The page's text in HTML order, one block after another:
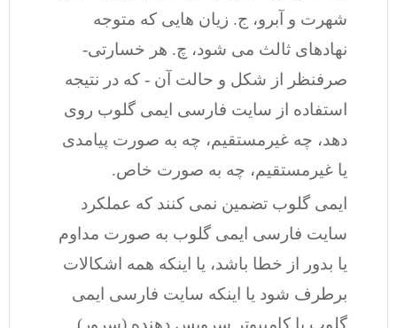
شهرت و آبرو، ج. زیان هایی که متوجه
نهادهای ثالث می شود، چ. هر خسارتی-
صرفنظر از شکل و حالت آن - که در نتیجه
استفاده از سایت فارسی ایمی گلوب روی
دهد، چه غیرمستقیم، چه به صورت پیامدی
یا غیرمستقیم، چه به صورت خاص.
ایمی گلوب تضمین نمی کنند که عملکرد
سایت فارسی ایمی گلوب به صورت مداوم
یا بدور از خطا باشد، یا اینکه همه اشکالات
برطرف شود یا اینکه سایت فارسی ایمی